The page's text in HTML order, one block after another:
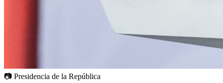
📷 Presidencia de la República